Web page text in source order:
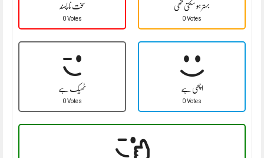
سخت نا پسند
0 Votes
بہتر ہو سکتی تھی
0 Votes
ٹھیک ہے
0 Votes
اچھی ہے
0 Votes